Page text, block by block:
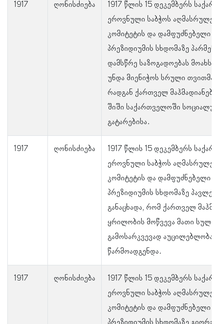
1917 ღონისძიება
1917 წლის 15 დეკემბერს
ეროვნული საბჭოს
კომიტეტის და დამფუძნებელი
პრეზიდიუმის სხდომაზე პარმენ
დამსწრე საზოგადოებას
უნდა მიენიჭოს სრული
რადგან ქართველ
შიში საქართველოში
გატარებისა.
1917 ღონისძიება
1917 წლის 15 დეკემბერს
ეროვნული საბჭოს
კომიტეტის და დამფუძნებელი
პრეზიდიუმის სხდომაზე პავლე
განაცხადა, რომ ქართველ
ყრილობის მოწვევა მათი
გამოსარკვევად აუცილებლობას
წარმოადგენდა.
1917 ღონისძიება
1917 წლის 15 დეკემბერს
ეროვნული საბჭოს
კომიტეტის და დამფუძნებელი